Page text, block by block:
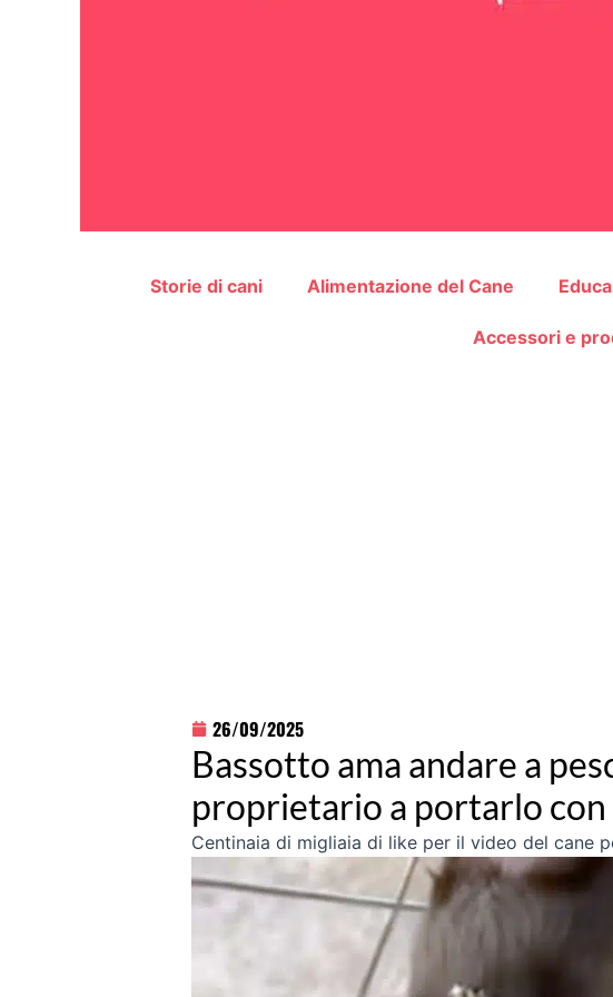
Storie di cani Alimentazione del Cane
Accessori e
26/09/2025
Bassotto ama andare a
proprietario a portarlo con
Centinaia di migliaia di like per il video del cane